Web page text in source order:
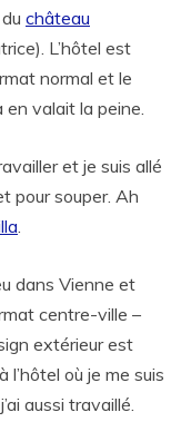
château
L’hôtel est
normal et le
valait la peine.
et je suis allé
pour souper. Ah
.
dans Vienne et
centre-ville –
extérieur est
l’hôtel où je me suis
aussi travaillé.